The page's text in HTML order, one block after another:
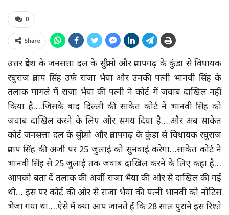
0
Share
उत्तर प्रदेश के जनसत्ता दल के सुप्रीमो और प्रतापगढ़ के कुंडा से विधायक
रघुराज प्रताप सिंह उर्फ राजा भैया और उनकी पत्नी भानवी सिंह के
तलाक मामले में राजा भैया की पत्नी ने कोर्ट में जवाब दाखिल नहीं
किया है….जिसके बाद दिल्ली की साकेत कोर्ट ने भानवी सिंह को
जवाब दाखिल करने के लिए और समय दिया है….और अब साकेत
कोर्ट जनसत्ता दल के सुप्रीमो और प्रतापगढ़ के कुंडा से विधायक रघुराज
प्रताप सिंह की अर्जी पर 25 जुलाई को सुनवाई करेगा…साकेत कोर्ट ने
भानवी सिंह से 25 जुलाई तक जवाब दाखिल करने के लिए कहा है…
आपको बता दें तलाक की अर्जी राजा भैया की ओर से दाखिल की गई
थी… इस पर कोर्ट की ओर से राजा भैया की पत्नी भानवी को नोटिस
भेजा गया था….ऐसे में क्या आप जानते हैं कि 28 साल पुराने इस रिश्ते